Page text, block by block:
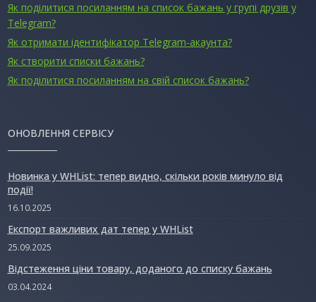
Як поділитися посиланням на список бажань у групі друзів у
Telegram?
Як отримати ідентифікатор Telegram-акаунта?
Як створити списки бажань?
Як поділитися посиланням на свій список бажань?
ОНОВЛЕННЯ СЕРВІСУ
Новинка у WHList: тепер видно, скільки років минуло від
події!
16.10.2025
Експорт важливих дат тепер у WHList
25.09.2025
Відстеження ціни товару, доданого до списку бажань
03.04.2024